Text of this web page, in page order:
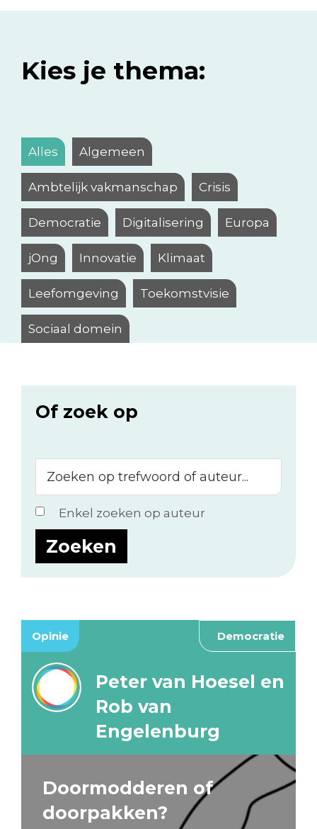
Kies je thema:
Alles Algemeen
Ambtelijk vakmanschap Crisis
Democratie Digitalisering Europa
jOng Innovatie Klimaat
Leefomgeving Toekomstvisie
Sociaal domein
Of zoek op
op
trefwoord
of
auteur...
Enkel zoeken op auteur
Opinie Democratie
Peter van Hoesel en
Rob van
Engelenburg
Doormodderen of
doorpakken?